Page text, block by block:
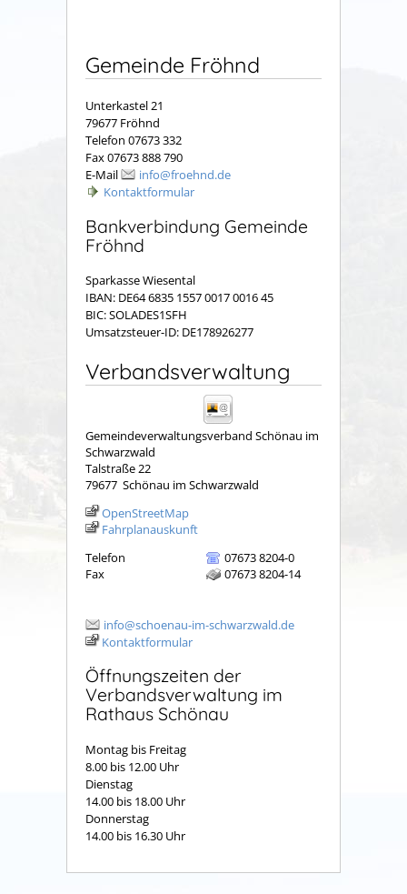
Gemeinde Fröhnd
Unterkastel 21
79677 Fröhnd
Telefon 07673 332
Fax 07673 888 790
E-Mail
info@froehnd.de
Kontaktformular
Bankverbindung Gemeinde
Fröhnd
Sparkasse Wiesental
IBAN: DE64 6835 1557 0017 0016 45
BIC: SOLADES1SFH
Umsatzsteuer-ID: DE178926277
Verbandsverwaltung
Gemeindeverwaltungsverband Schönau im
Schwarzwald
Talstraße 22
79677 Schönau im Schwarzwald
OpenStreetMap
Fahrplanauskunft
Telefon
07673 8204-0
Fax
07673 8204-14
info@schoenau-im-schwarzwald.de
Kontaktformular
Öffnungszeiten der
Verbandsverwaltung im
Rathaus Schönau
Montag bis Freitag
8.00 bis 12.00 Uhr
Dienstag
14.00 bis 18.00 Uhr
Donnerstag
14.00 bis 16.30 Uhr